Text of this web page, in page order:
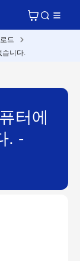
드
습니다.
터에
. -